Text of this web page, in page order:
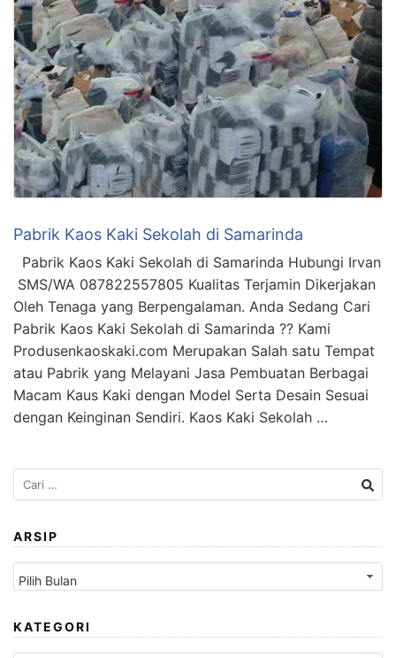
Pabrik Kaos Kaki Sekolah di Samarinda
Pabrik Kaos Kaki Sekolah di Samarinda Hubungi Irvan
SMS/WA 087822557805 Kualitas Terjamin Dikerjakan
Oleh Tenaga yang Berpengalaman. Anda Sedang Cari
Pabrik Kaos Kaki Sekolah di Samarinda ?? Kami
Produsenkaoskaki.com Merupakan Salah satu Tempat
atau Pabrik yang Melayani Jasa Pembuatan Berbagai
Macam Kaus Kaki dengan Model Serta Desain Sesuai
dengan Keinginan Sendiri. Kaos Kaki Sekolah …
Cari
untuk:
ARSIP
Arsip
KATEGORI